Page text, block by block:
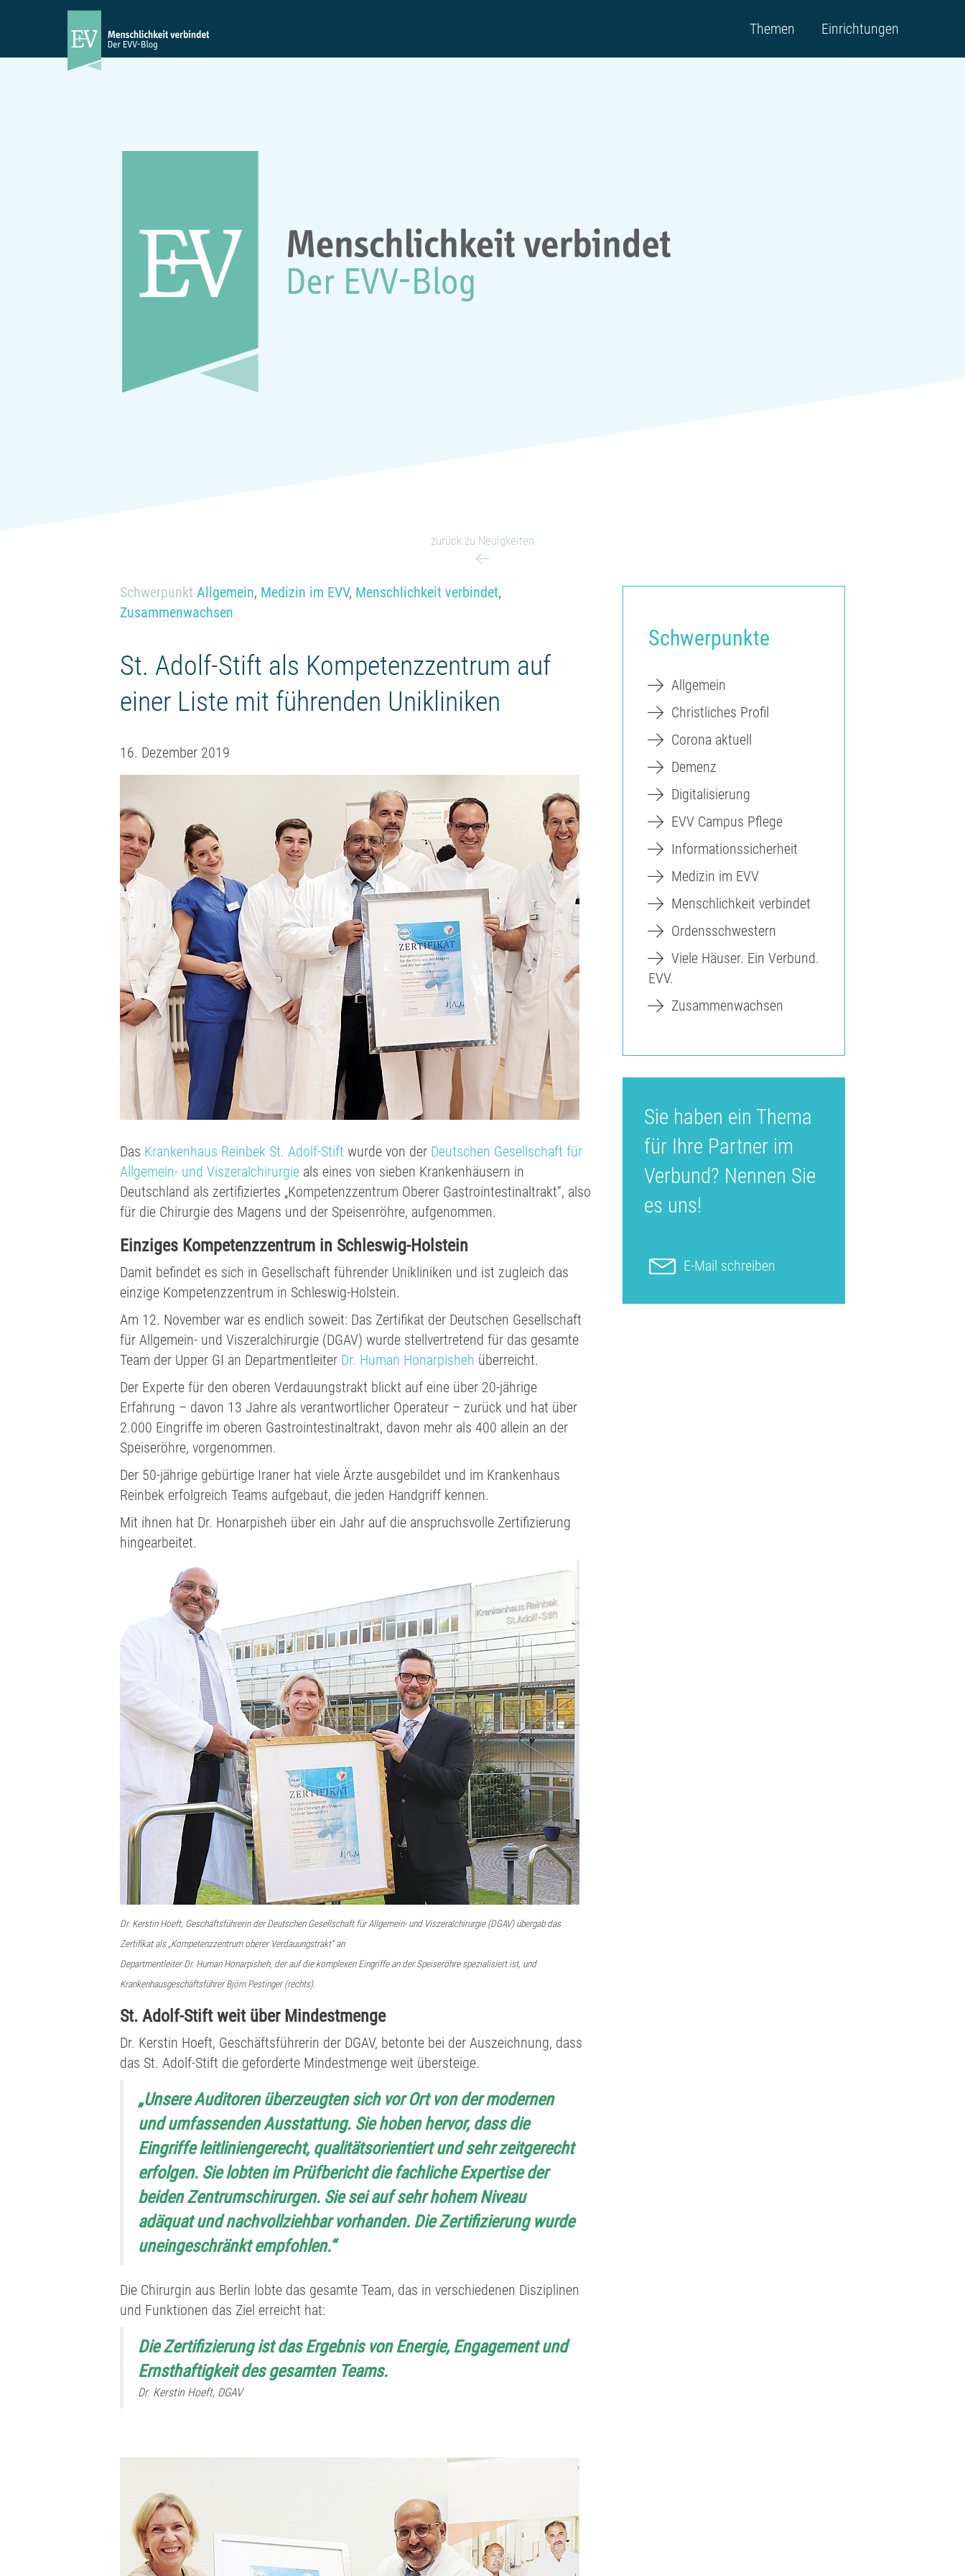
Themen Einrichtungen
zurück zu Neuigkeiten
Schwerpunkt Allgemein, Medizin im EVV, Menschlichkeit verbindet,
Zusammenwachsen
St. Adolf-Stift als Kompetenzzentrum auf
einer Liste mit führenden Unikliniken
16. Dezember 2019
Das Krankenhaus Reinbek St. Adolf-Stift wurde von der Deutschen Gesellschaft für
Allgemein- und Viszeralchirurgie als eines von sieben Krankenhäusern in
Deutschland als zertifiziertes „Kompetenzzentrum Oberer Gastrointestinaltrakt“, also
für die Chirurgie des Magens und der Speisenröhre, aufgenommen.
Einziges Kompetenzzentrum in Schleswig-Holstein
Damit befindet es sich in Gesellschaft führender Unikliniken und ist zugleich das
einzige Kompetenzzentrum in Schleswig-Holstein.
Am 12. November war es endlich soweit: Das Zertifikat der Deutschen Gesellschaft
für Allgemein- und Viszeralchirurgie (DGAV) wurde stellvertretend für das gesamte
Team der Upper GI an Departmentleiter Dr. Human Honarpisheh überreicht.
Der Experte für den oberen Verdauungstrakt blickt auf eine über 20-jährige
Erfahrung – davon 13 Jahre als verantwortlicher Operateur – zurück und hat über
2.000 Eingriffe im oberen Gastrointestinaltrakt, davon mehr als 400 allein an der
Speiseröhre, vorgenommen.
Der 50-jährige gebürtige Iraner hat viele Ärzte ausgebildet und im Krankenhaus
Reinbek erfolgreich Teams aufgebaut, die jeden Handgriff kennen.
Mit ihnen hat Dr. Honarpisheh über ein Jahr auf die anspruchsvolle Zertifizierung
hingearbeitet.
Dr. Kerstin Hoeft, Geschäftsführerin der Deutschen Gesellschaft für Allgemein- und Viszeralchirurgie (DGAV) übergab das
Zertifikat als „Kompetenzzentrum oberer Verdauungstrakt“ an
Departmentleiter Dr. Human Honarpisheh, der auf die komplexen Eingriffe an der Speiseröhre spezialisiert ist, und
Krankenhausgeschäftsführer Björn Pestinger (rechts).
St. Adolf-Stift weit über Mindestmenge
Dr. Kerstin Hoeft, Geschäftsführerin der DGAV, betonte bei der Auszeichnung, dass
das St. Adolf-Stift die geforderte Mindestmenge weit übersteige.
„Unsere Auditoren überzeugten sich vor Ort von der modernen
und umfassenden Ausstattung. Sie hoben hervor, dass die
Eingriffe leitliniengerecht, qualitätsorientiert und sehr zeitgerecht
erfolgen. Sie lobten im Prüfbericht die fachliche Expertise der
beiden Zentrumschirurgen. Sie sei auf sehr hohem Niveau
adäquat und nachvollziehbar vorhanden. Die Zertifizierung wurde
uneingeschränkt empfohlen.“
Die Chirurgin aus Berlin lobte das gesamte Team, das in verschiedenen Disziplinen
und Funktionen das Ziel erreicht hat:
Die Zertifizierung ist das Ergebnis von Energie, Engagement und
Ernsthaftigkeit des gesamten Teams.
Dr. Kerstin Hoeft, DGAV
Schwerpunkte
Allgemein
Christliches Profil
Corona aktuell
Demenz
Digitalisierung
EVV Campus Pflege
Informationssicherheit
Medizin im EVV
Menschlichkeit verbindet
Ordensschwestern
Viele Häuser. Ein Verbund.
EVV.
Zusammenwachsen
Sie haben ein Thema
für Ihre Partner im
Verbund? Nennen Sie
es uns!
E-Mail schreiben